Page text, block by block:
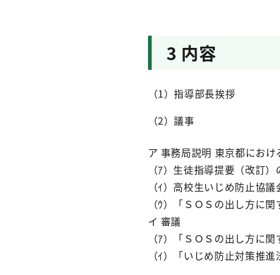
3 内容
（1）指導部長挨拶
（2）議事
ア 事務局説明 東京都にお
（ｱ）生徒指導提要（改訂
（ｲ）高校生いじめ防止協議
（ｳ）「ＳＯＳの出し方に
イ 審議
（ｱ）「ＳＯＳの出し方に
（ｲ）「いじめ防止対策推